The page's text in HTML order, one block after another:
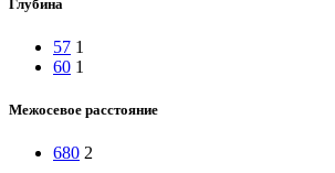
Глубина
57 1
60 1
Межосевое расстояние
680 2